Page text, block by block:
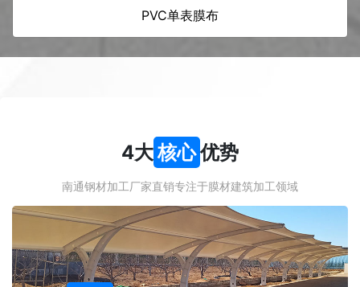
PVC单表膜布
4大核心优势
南通钢材加工厂家直销专注于膜材建筑加工领域